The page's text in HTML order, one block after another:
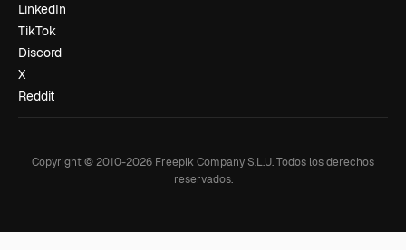
LinkedIn
TikTok
Discord
X
Reddit
Copyright © 2010-2026 Freepik Company S.L.U.Todos los derechos
reservados.